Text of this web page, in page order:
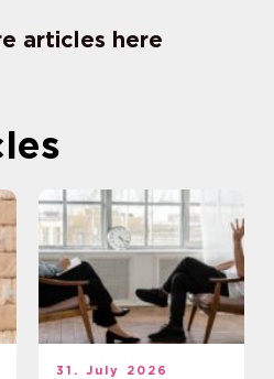
articles here
31. July 2026